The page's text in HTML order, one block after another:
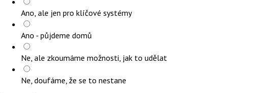
Ano, ale jen pro klíčové systémy
Ano - půjdeme domů
Ne, ale zkoumáme možnosti, jak to udělat
Ne, doufáme, že se to nestane